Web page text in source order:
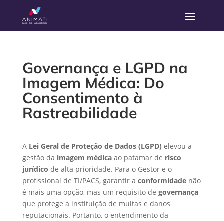
Governança e LGPD na
Imagem Médica: Do
Consentimento à
Rastreabilidade
A Lei Geral de Proteção de Dados (LGPD) elevou a
gestão da imagem médicaao patamar de risco
jurídico de alta prioridade. Para o Gestor e o
profissional de TI/PACS, garantir a conformidadenão
é mais uma opção, mas um requisito de governança
que protege a instituição de multas e danos
reputacionais. Portanto, o entendimento da